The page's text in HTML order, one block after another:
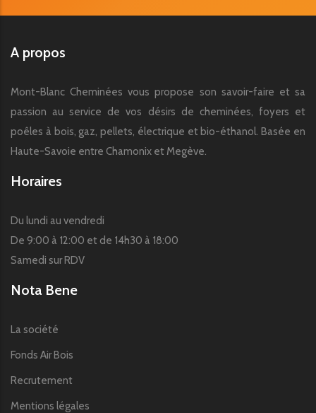
A propos
Mont-Blanc Cheminées vous propose son savoir-faire et sa
passion au service de vos désirs de cheminées, foyers et
poêles à bois, gaz, pellets, électrique et bio-éthanol. Basée en
Haute-Savoie entre Chamonix et Megève.
Horaires
Du lundi au vendredi
De 9:00 à 12:00 et de 14h30 à 18:00
Samedi sur RDV
Nota Bene
La société
Fonds Air Bois
Recrutement
Mentions légales